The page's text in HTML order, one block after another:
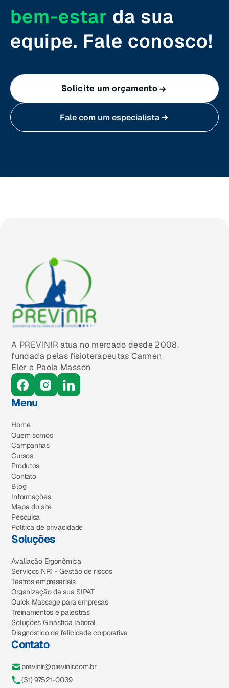
Sergipe (SE)
Tocantins (TO)
bem-estar da sua
equipe. Fale conosco!
Solicite um orçamento
Fale com um especialista
A PREVINIR atua no mercado desde 2008,
fundada pelas fisioterapeutas Carmen
Eler e Paola Masson
Menu
Home
Quem somos
Campanhas
Cursos
Produtos
Contato
Blog
Informações
Mapa do site
Pesquisa
Política de privacidade
Soluções
Avaliação Ergonômica
Serviços NR1 - Gestão de riscos
Teatros empresariais
Organização da sua SIPAT
Quick Massage para empresas
Treinamentos e palestras
Soluções Ginástica laboral
Diagnóstico de felicidade corporativa
Contato
previnir@previnir.com.br
(31) 97521-0039